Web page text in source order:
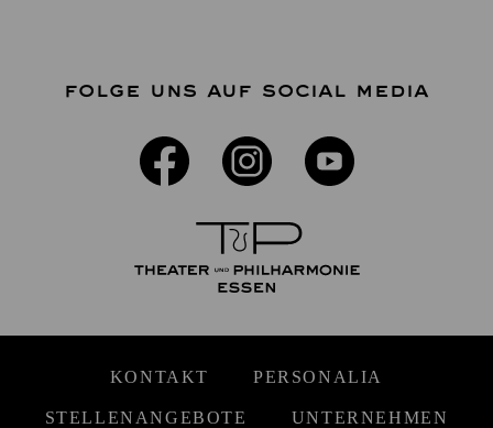
FOLGE UNS AUF SOCIAL MEDIA
KONTAKT PERSONALIA
STELLENANGEBOTE UNTERNEHMEN